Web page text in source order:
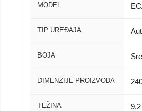
MODEL
TIP UREĐAJA
BOJA
DIMENZIJE PROIZVODA
TEŽINA